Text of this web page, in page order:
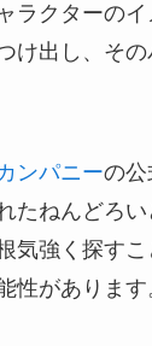
ラクターの
け出し、そ
ンパニーの公
たねんどろ
気強く探す
性があります